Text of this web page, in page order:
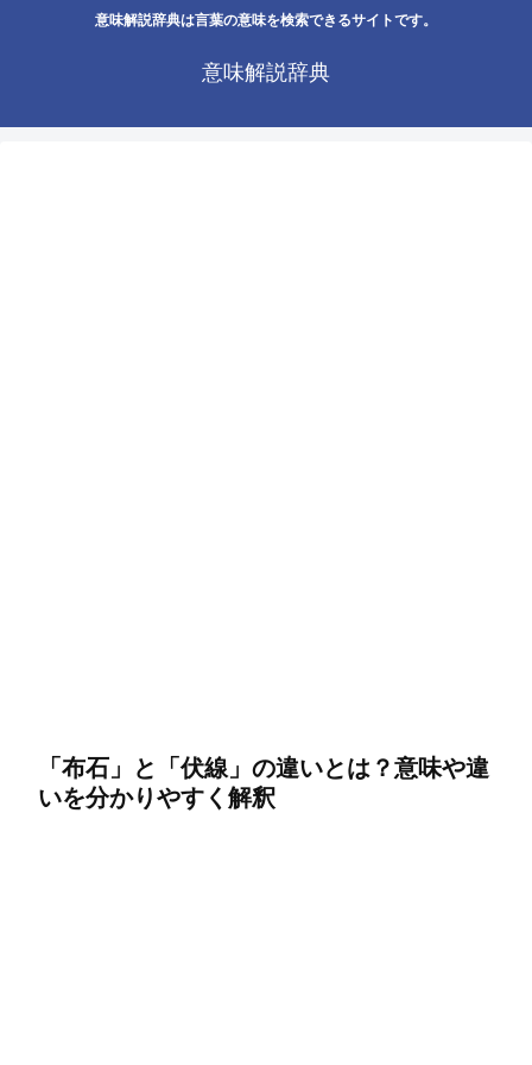
意味解説辞典は言葉の意味を検索できるサイトです。
意味解説辞典
「布石」と「伏線」の違いとは？意味や違
いを分かりやすく解釈